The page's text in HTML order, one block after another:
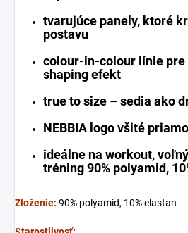
tvarujúce panely, ktoré
postavu
colour-in-colour línie
shaping efekt
true to size – sedia ako
NEBBIA logo všité
ideálne na workout,
tréning 90% polyamid,
Zloženie: 90% polyamid, 10% elastan